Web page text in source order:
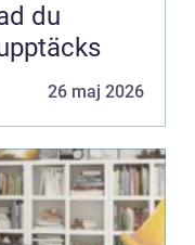
du
26 maj 2026